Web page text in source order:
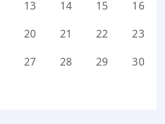
13 14 15
16
20 21 22
23
27 28 29
30